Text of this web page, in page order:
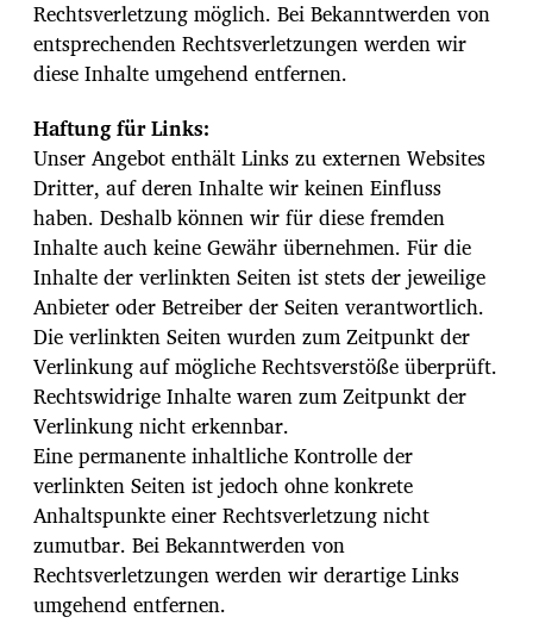
Rechtsverletzung möglich. Bei Bekanntwerden von
entsprechenden Rechtsverletzungen werden wir
diese Inhalte umgehend entfernen.
Haftung für Links:
Unser Angebot enthält Links zu externen Websites
Dritter, auf deren Inhalte wir keinen Einfluss
haben. Deshalb können wir für diese fremden
Inhalte auch keine Gewähr übernehmen. Für die
Inhalte der verlinkten Seiten ist stets der jeweilige
Anbieter oder Betreiber der Seiten verantwortlich.
Die verlinkten Seiten wurden zum Zeitpunkt der
Verlinkung auf mögliche Rechtsverstöße überprüft.
Rechtswidrige Inhalte waren zum Zeitpunkt der
Verlinkung nicht erkennbar.
Eine permanente inhaltliche Kontrolle der
verlinkten Seiten ist jedoch ohne konkrete
Anhaltspunkte einer Rechtsverletzung nicht
zumutbar. Bei Bekanntwerden von
Rechtsverletzungen werden wir derartige Links
umgehend entfernen.